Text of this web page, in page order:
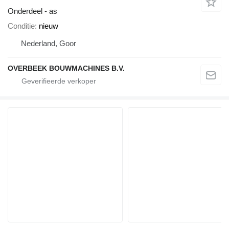
Onderdeel - as
Conditie nieuw
Nederland, Goor
OVERBEEK BOUWMACHINES B.V.